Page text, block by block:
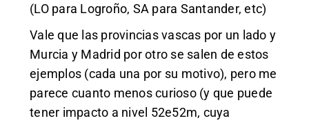
(LO para Logroño, SA para Santander, etc)
Vale que las provincias vascas por un lado y
Murcia y Madrid por otro se salen de estos
ejemplos (cada una por su motivo), pero me
parece cuanto menos curioso (y que puede
tener impacto a nivel 52e52m, cuya